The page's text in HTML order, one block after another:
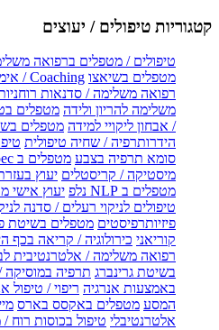
קטגוריות טיפולים / יעוצים
טיפולים / מטפלים ברפואה
מטפלים בשיאצו Coaching / אימון אישי
רפואה משלימה / סדנאות
משלימה להריון ולידה מטפלים
/ אבחון ליקויי למידה מטפלים
הידרותרפיה / שחיה טיפולית
סומא תרפיה בצבע מטפלים ב Ipec אייפק
מיסטיקה / קריסטלים יעוץ
מטפלים ב NLP נלפ
יעוץ אישי
טיפולים לניקוי רעלים / סדנה
פיזיותרפיסטים מטפלים בשיטת
קוריאני כירולוגיה / קריאה בכף
רפואה משלימה / אלטרנטיבית
בשיטת גרינברג תרפיה במוסיקה
באמצעות אנרגיה ריפוי / טיפול
המסע מטפלים באקסס בארס
אלטרנטיבלי טיפול בכוסות רוח